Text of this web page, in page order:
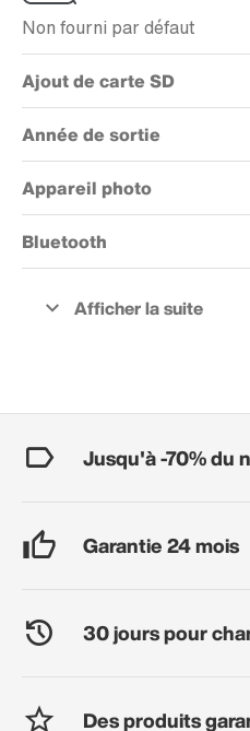
Non fourni par défaut
Ajout de carte SD
Année de sortie
Appareil photo
Bluetooth
Jusqu'à -70% du
Garantie 24 mois
30 jours pour
Des produits